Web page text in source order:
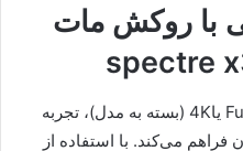
با روکش مات
صفحه نمایش لمسی کیفیت Full HD یا4K (بسته به مدل)، تجربه
فراهم می‌کند. با استفاده از